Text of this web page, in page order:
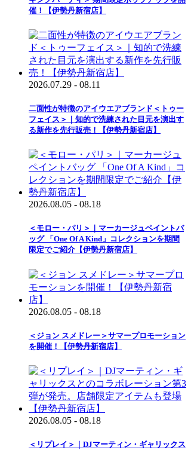
催！【伊勢丹新宿店】
2026.07.29 - 08.11
二面性が特徴のアイウエアブランド＜トゥー
フェイス＞｜知的で洗練された目元を演出す
る新作を先行販売！【伊勢丹新宿店】
2026.08.05 - 08.18
＜モロー・パリ＞｜マーカージュペイントバ
ッグ 「One Of A Kind」コレクションを期間
限定でご紹介【伊勢丹新宿店】
2026.08.05 - 08.18
＜ジョン スメドレー＞サマープロモーション
を開催！【伊勢丹新宿店】
2026.08.05 - 08.18
＜リプレイ＞｜DJマーティン・ギャリックス